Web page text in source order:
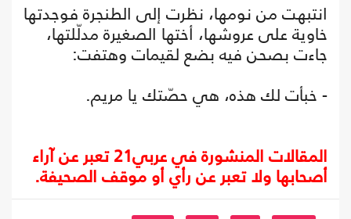
انتبهت من نومها، نظرت إلى الطنجرة فوجدتها
خاوية على عروشها، أختها الصغيرة مدلّلتها،
جاءت بصحن فيه بضع لقيمات وهتفت:
- خبأت لك هذه، هي حصّتك يا مريم.
المقالات المنشورة في عربي21 تعبر عن آراء
أصحابها ولا تعبر عن رأي أو موقف الصحيفة.